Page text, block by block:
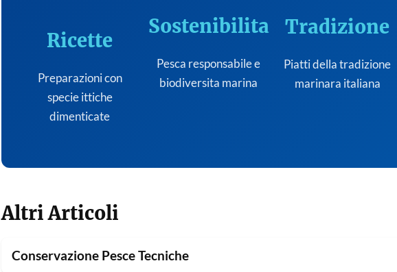
Ricette
Preparazioni con
specie ittiche
dimenticate
Sostenibilita
Pesca responsabile e
biodiversita marina
Tradizione
Piatti della tradizione
marinara italiana
Altri Articoli
Conservazione Pesce Tecniche